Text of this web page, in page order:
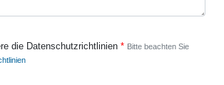
die Datenschutzrichtlinien
Bitte beachten Sie